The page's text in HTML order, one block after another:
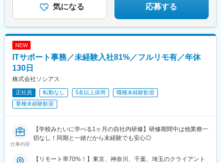
気になる 応募する
NEW
ITサポート事務／未経験入社81%／フルリモ有／年休
130日
株式会社ソシアス
正社員 転勤なし 5名以上採用
職種未経験歓迎
業種未経験歓迎
仕事内容
【学校みたいに学べる1ヶ月の自社内研修】研修期間中は他業務一
切なし！同期と一緒だから未経験でも安心◎
【リモート率70%！】東京、神奈川、千葉、埼玉のクライアント